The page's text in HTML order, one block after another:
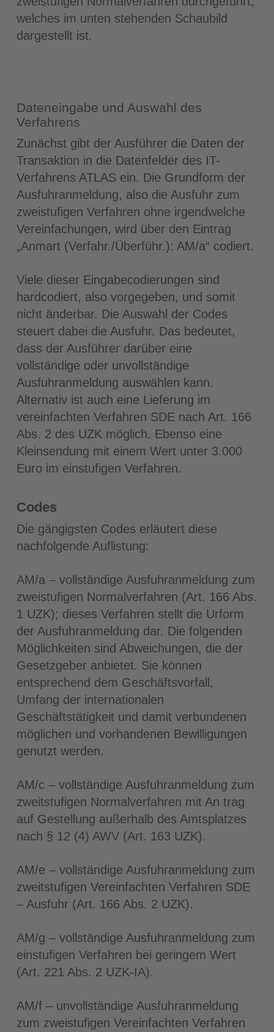
welches im unten stehenden Schaubild
dargestellt ist.
Dateneingabe und Auswahl des
Verfahrens
Zunächst gibt der Ausführer die Daten der
Transaktion in die Datenfelder des IT-
Verfahrens ATLAS ein. Die Grundform der
Ausfuhranmeldung, also die Ausfuhr zum
zweistufigen Verfahren ohne irgendwelche
Vereinfachungen, wird über den Eintrag
„Anmart (Verfahr./Überführ.): AM/a“ codiert.
Viele dieser Eingabecodierungen sind
hardcodiert, also vorgegeben, und somit
nicht änderbar. Die Auswahl der Codes
steuert dabei die Ausfuhr. Das bedeutet,
dass der Ausführer darüber eine
vollständige oder unvollständige
Ausfuhranmeldung auswählen kann.
Alternativ ist auch eine Lieferung im
vereinfachten Verfahren SDE nach Art. 166
Abs. 2 des UZK möglich. Ebenso eine
Kleinsendung mit einem Wert unter 3.000
Euro im einstufigen Verfahren.
Codes
Die gängigsten Codes erläutert diese
nachfolgende Auflistung:
AM/a – vollständige Ausfuhranmeldung zum
zweistufigen Normalverfahren (Art. 166 Abs.
1 UZK); dieses Verfahren stellt die Urform
der Ausfuhranmeldung dar. Die folgenden
Möglichkeiten sind Abweichungen, die der
Gesetzgeber anbietet. Sie können
entsprechend dem Geschäftsvorfall,
Umfang der internationalen
Geschäftstätigkeit und damit verbundenen
möglichen und vorhandenen Bewilligungen
genutzt werden.
AM/c – vollständige Ausfuhranmeldung zum
zweitstufigen Normalverfahren mit An trag
auf Gestellung außerhalb des Amtsplatzes
nach § 12 (4) AWV (Art. 163 UZK).
AM/e – vollständige Ausfuhranmeldung zum
zweitstufigen Vereinfachten Verfahren SDE
– Ausfuhr (Art. 166 Abs. 2 UZK).
AM/g – vollständige Ausfuhranmeldung zum
einstufigen Verfahren bei geringem Wert
(Art. 221 Abs. 2 UZK-IA).
AM/f – unvollständige Ausfuhranmeldung
zum zweistufigen Vereinfachten Verfahren